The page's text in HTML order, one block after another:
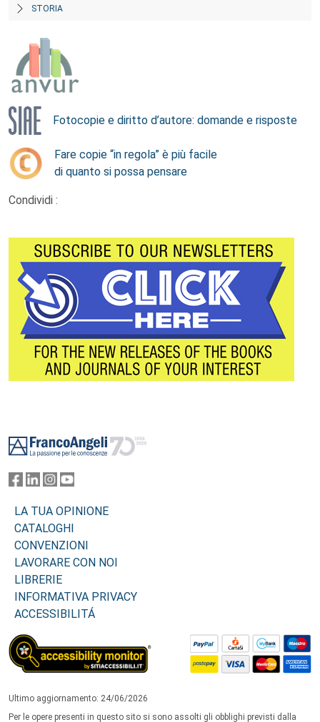
STORIA
Fotocopie e diritto d’autore: domande e risposte
Fare copie “in regola” è più facile
di quanto si possa pensare
Condividi :
LA TUA OPINIONE
CATALOGHI
CONVENZIONI
LAVORARE CON NOI
LIBRERIE
INFORMATIVA PRIVACY
ACCESSIBILITÁ
Ultimo aggiornamento: 24/06/2026
Per le opere presenti in questo sito si sono assolti gli obblighi previsti dalla